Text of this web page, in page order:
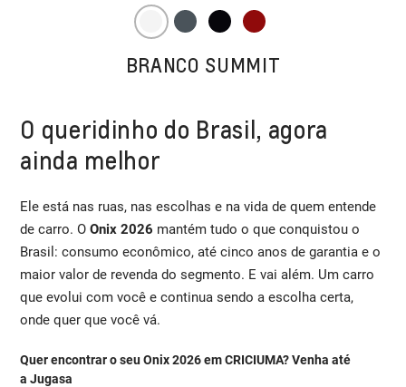
BRANCO SUMMIT
O queridinho do Brasil, agora
ainda melhor
Ele está nas ruas, nas escolhas e na vida de quem entende
de carro. OOnix 2026 mantém tudo o que conquistou o
Brasil: consumo econômico, até cinco anos de garantia e o
maior valor de revenda do segmento. E vai além. Um carro
que evolui com você e continua sendo a escolha certa,
onde quer que você vá.
Quer encontrar o seu Onix 2026 em CRICIUMA? Venha até
a Jugasa